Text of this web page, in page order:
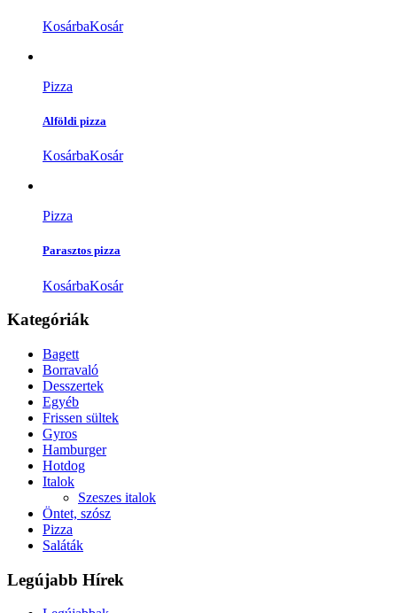
KosárbaKosár
Pizza
Alföldi pizza
KosárbaKosár
Pizza
Parasztos pizza
KosárbaKosár
Kategóriák
Bagett
Borravaló
Desszertek
Egyéb
Frissen sültek
Gyros
Hamburger
Hotdog
Italok
Szeszes italok
Öntet, szósz
Pizza
Saláták
Legújabb Hírek